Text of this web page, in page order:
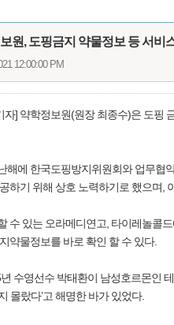
원, 도핑금지 약물정보 등 서비
12:00:00 PM
자] 약학정보원(원장 최종수)은 도핑
해에 한국도핑방지위원회와 업무협
하기 위해 상호 노력하기로 했으며,
수 있는 오라메디연고, 타이레놀콜
약물정보를 바로 확인 할 수 있다.
수영선수 박태환이 남성호르몬인
몰랐다’고 해명한 바가 있었다.